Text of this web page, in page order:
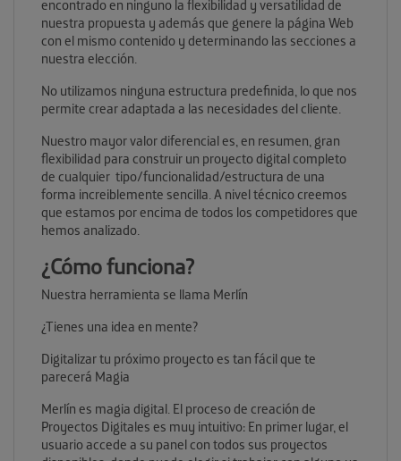
encontrado en ninguno la flexibilidad y versatilidad de
nuestra propuesta y además que genere la página Web
con el mismo contenido y determinando las secciones a
nuestra elección.
No utilizamos ninguna estructura predefinida, lo que nos
permite crear adaptada a las necesidades del cliente.
Nuestro mayor valor diferencial es, en resumen, gran
flexibilidad para construir un proyecto digital completo
de cualquier tipo/funcionalidad/estructura de una
forma increiblemente sencilla. A nivel técnico creemos
que estamos por encima de todos los competidores que
hemos analizado.
¿Cómo funciona?
Nuestra herramienta se llama Merlín
¿Tienes una idea en mente?
Digitalizar tu próximo proyecto es tan fácil que te
parecerá Magia
Merlín es magia digital. El proceso de creación de
Proyectos Digitales es muy intuitivo: En primer lugar, el
usuario accede a su panel con todos sus proyectos